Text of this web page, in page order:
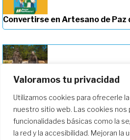
Valoramos tu privacidad
Utilizamos cookies para ofrecerle
nuestro sitio web. Las cookies
funcionalidades básicas como la
la red y la accesibilidad. Mejoran la
Convertirse en Artesano de Paz
Profundizando en nuestro